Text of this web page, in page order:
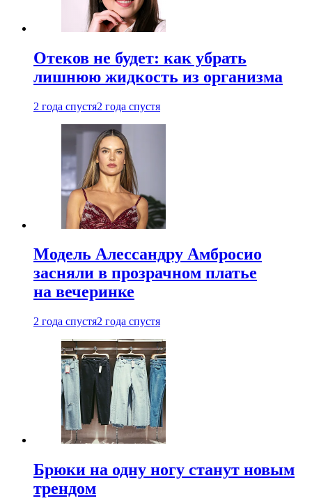
Отеков не будет: как убрать
лишнюю жидкость из организма
2 года спустя2 года спустя
Модель Алессандру Амбросио
засняли в прозрачном платье
на вечеринке
2 года спустя2 года спустя
Брюки на одну ногу станут новым
трендом